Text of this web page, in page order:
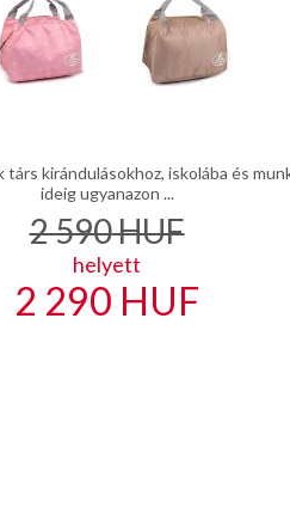
kirándulásokhoz, iskolába és
ideig ugyanazon ...
2 590HUF
helyett
2 290 HUF